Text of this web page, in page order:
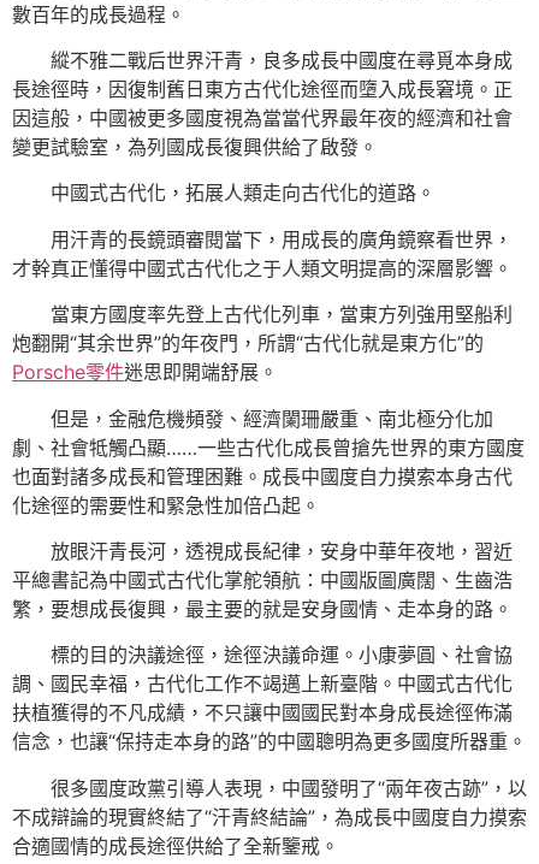
數百年的成長過程。
縱不雅二戰后世界汗青，良多成長中國度在尋覓本身成
長途徑時，因復制舊日東方古代化途徑而墮入成長窘境。正
因這般，中國被更多國度視為當當代界最年夜的經濟和社會
變更試驗室，為列國成長復興供給了啟發。
中國式古代化，拓展人類走向古代化的道路。
用汗青的長鏡頭審閱當下，用成長的廣角鏡察看世界，
才幹真正懂得中國式古代化之于人類文明提高的深層影響。
當東方國度率先登上古代化列車，當東方列強用堅船利
炮翻開“其余世界”的年夜門，所謂“古代化就是東方化”的
Porsche零件迷思即開端舒展。
但是，金融危機頻發、經濟闌珊嚴重、南北極分化加
劇、社會牴觸凸顯……一些古代化成長曾搶先世界的東方國度
也面對諸多成長和管理困難。成長中國度自力摸索本身古代
化途徑的需要性和緊急性加倍凸起。
放眼汗青長河，透視成長紀律，安身中華年夜地，習近
平總書記為中國式古代化掌舵領航：中國版圖廣闊、生齒浩
繁，要想成長復興，最主要的就是安身國情、走本身的路。
標的目的決議途徑，途徑決議命運。小康夢圓、社會協
調、國民幸福，古代化工作不竭邁上新臺階。中國式古代化
扶植獲得的不凡成績，不只讓中國國民對本身成長途徑佈滿
信念，也讓“保持走本身的路”的中國聰明為更多國度所器重。
很多國度政黨引導人表現，中國發明了“兩年夜古跡”，以
不成辯論的現實終結了“汗青終結論”，為成長中國度自力摸索
合適國情的成長途徑供給了全新鑒戒。